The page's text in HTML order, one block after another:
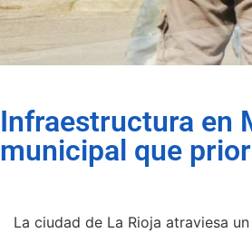
Infraestructura en
municipal que
La ciudad de La Rioja atraviesa